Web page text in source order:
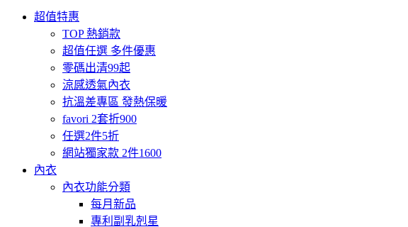
超值特惠
TOP 熱銷款
超值任選 多件優惠
零碼出清99起
涼感透氣內衣
抗溫差專區 發熱保暖
favori 2套折900
任選2件5折
網站獨家款 2件1600
內衣
內衣功能分類
每月新品
專利副乳剋星